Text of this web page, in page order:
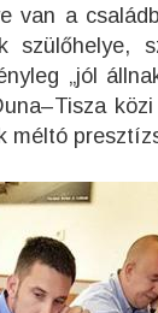
a
szülőhelye,
„jól
méltó